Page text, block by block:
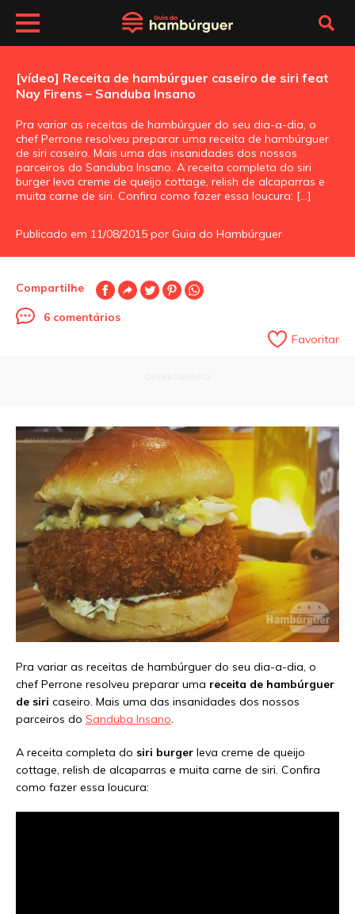
[vídeo] Receita de hambúrguer caseiro de siri feat
Nay Firens – Sanduba Insano
Pra variar as receitas de hambúrguer do seu dia-a-dia, o
chef Perrone resolveu preparar uma receita de hambúrguer
de siri caseiro. Mais uma das insanidades dos nossos
parceiros do Sanduba Insano. A receita completa do siri
burger leva creme de queijo cottage, relish de alcaparras e
muita carne de siri. Confira como fazer essa loucura: […]
Publicado em 11/08/2015 por Guia do Hambúrguer
Compartilhe
6 comentários
Favoritar
Pra variar as receitas de hambúrguer do seu dia-a-dia, o
chef Perrone resolveu preparar uma receita de hambúrguer
de siri caseiro. Mais uma das insanidades dos nossos
parceiros do Sanduba Insano.
A receita completa do siri burger leva creme de queijo
cottage, relish de alcaparras e muita carne de siri. Confira
como fazer essa loucura: